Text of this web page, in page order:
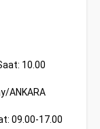
10.00
ANKARA
09.00-17.00